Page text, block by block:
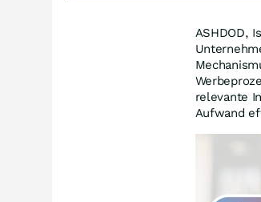
ASHDOD,
relevante
Aufwand